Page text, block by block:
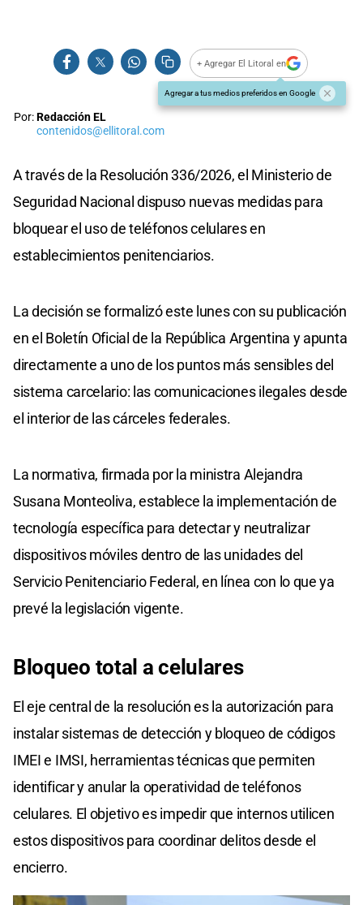
+ Agregar El Litoral en
Agregar a tus medios preferidos en Google
Por:Redacción EL
contenidos@ellitoral.com
A través de la Resolución 336/2026, el Ministerio de
Seguridad Nacional dispuso nuevas medidas para
bloquear el uso de teléfonos celulares en
establecimientos penitenciarios.
La decisión se formalizó este lunes con su publicación
en el Boletín Oficial de la República Argentina y apunta
directamente a uno de los puntos más sensibles del
sistema carcelario: las comunicaciones ilegales desde
el interior de las cárceles federales.
La normativa, firmada por la ministra Alejandra
Susana Monteoliva, establece la implementación de
tecnología específica para detectar y neutralizar
dispositivos móviles dentro de las unidades del
Servicio Penitenciario Federal, en línea con lo que ya
prevé la legislación vigente.
Bloqueo total a celulares
El eje central de la resolución es la autorización para
instalar sistemas de detección y bloqueo de códigos
IMEI e IMSI, herramientas técnicas que permiten
identificar y anular la operatividad de teléfonos
celulares. El objetivo es impedir que internos utilicen
estos dispositivos para coordinar delitos desde el
encierro.